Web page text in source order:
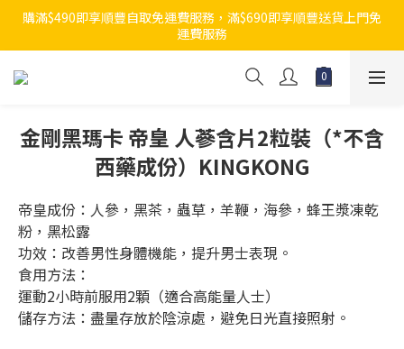
購滿$490即享順豐自取免運費服務，滿$690即享順豐送貨上門免
運費服務
金剛黑瑪卡 帝皇 人蔘含片2粒裝（*不含
西藥成份）KINGKONG
帝皇成份：人參，黑茶，蟲草，羊鞭，海參，蜂王漿凍乾
粉，黑松露
功效：改善男性身體機能，提升男士表現。
食用方法：
運動2小時前服用2顆（適合高能量人士）
儲存方法：盡量存放於陰涼處，避免日光直接照射。